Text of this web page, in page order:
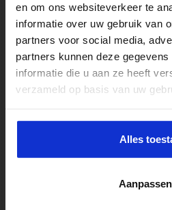
en om ons websiteverkeer te
informatie over uw gebruik van
partners voor social media,
partners kunnen deze
informatie die u aan ze heeft
verzameld op basis van uw
Alles
Aanpassen
Zo voorkom je dat digitale
raakt over losse activiteiten of
individuele kennis binnen het
Van losse les naar
Veel scholen besteden al
schoolbrede aanpak helpt om